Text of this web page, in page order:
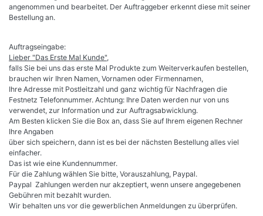
angenommen und bearbeitet. Der Auftraggeber erkennt diese mit seiner
Bestellung an.
Auftragseingabe:
Lieber "Das Erste Mal Kunde",
falls Sie bei uns das erste Mal Produkte zum Weiterverkaufen bestellen,
brauchen wir Ihren Namen, Vornamen oder Firmennamen,
Ihre Adresse mit Postleitzahl und ganz wichtig für Nachfragen die
Festnetz Telefonnummer. Achtung: Ihre Daten werden nur von uns
verwendet, zur Information und zur Auftragsabwicklung.
Am Besten klicken Sie die Box an, dass Sie auf Ihrem eigenen Rechner
Ihre Angaben
über sich speichern, dann ist es bei der nächsten Bestellung alles viel
einfacher.
Das ist wie eine Kundennummer.
Für die Zahlung wählen Sie bitte, Vorauszahlung, Paypal.
Paypal Zahlungen werden nur akzeptiert, wenn unsere angegebenen
Gebühren mit bezahlt wurden.
Wir behalten uns vor die gewerblichen Anmeldungen zu überprüfen.